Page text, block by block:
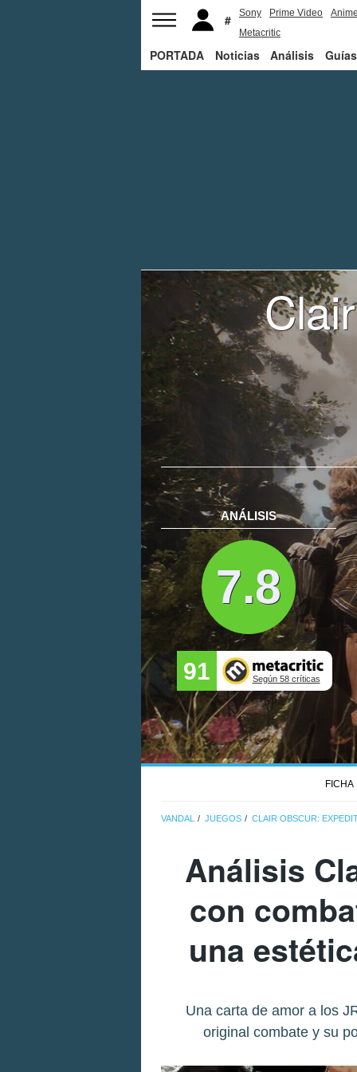
Sony Prime Video
Metacritic
PORTADA Noticias Análisis Guías
ANÁLISIS
7.8
91 Según 58 críticas
FICHA
VANDAL JUEGOS CLAIR OBSCUR:
Análisis
con
una
Una carta de amor a los
original combate y su